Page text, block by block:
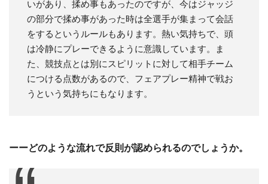
いがあり、揉め事もあったのですが、今はジャッジ
の部分で揉め事があった時は全選手が集まって会話
をするというルールもあります。熱い気持ちで、頭
は冷静にプレーできるように意識しています。ま
た、競技点とは別にスピリットに対して相手チーム
につける点数があるので、フェアプレー精神で戦お
うという気持ちにもなります。
ーーどのような流れで反則が認められるのでしょうか。